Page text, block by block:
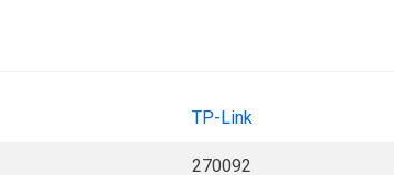
TP-Link
270092